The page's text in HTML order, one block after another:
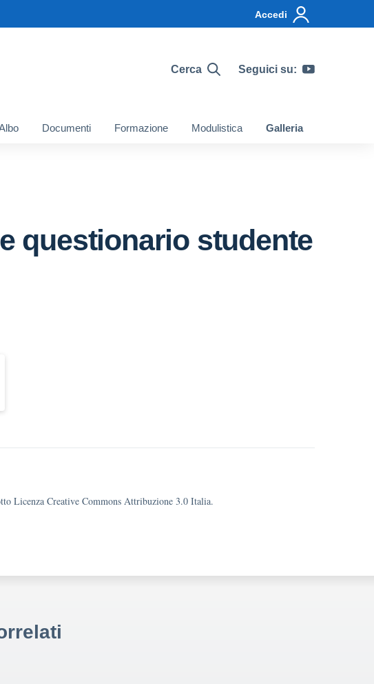
Accedi
Cerca Seguici su:
Documenti Formazione Modulistica Galleria
questionario studente
Licenza Creative Commons Attribuzione 3.0 Italia.